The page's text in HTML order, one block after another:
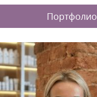
Портфолио